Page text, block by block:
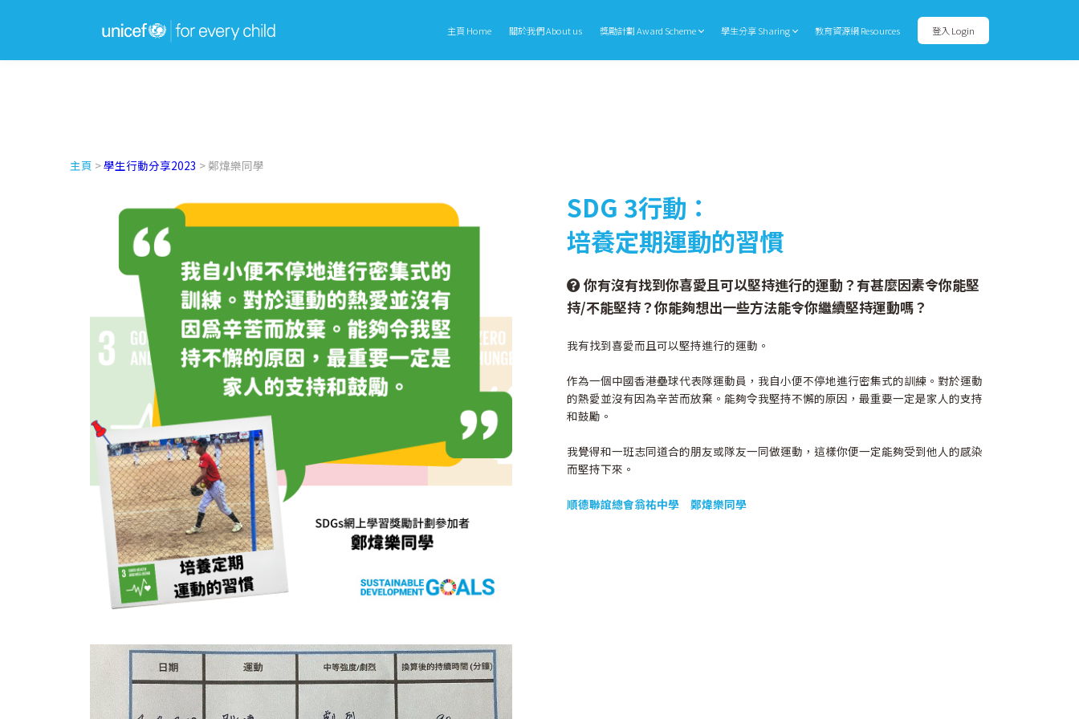
主頁 Home 關於我們 About us 獎勵計劃 Award Scheme 學生分享 Sharing 教育資源網 Resources 登入 Login
主頁 >學生行動分享2023 > 鄭煒樂同學
SDG 3行動：
培養定期運動的習慣
你有沒有找到你喜愛且可以堅持進行的運動？有甚麼因素令你能堅
持/不能堅持？你能夠想出一些方法能令你繼續堅持運動嗎？
我有找到喜愛而且可以堅持進行的運動。
作為一個中國香港壘球代表隊運動員，我自小便不停地進行密集式的訓練。對於運動
的熱愛並沒有因為辛苦而放棄。能夠令我堅持不懈的原因，最重要一定是家人的支持
和鼓勵。
我覺得和一班志同道合的朋友或隊友一同做運動，這樣你便一定能夠受到他人的感染
而堅持下來。
順德聯誼總會翁祐中學 鄭煒樂同學